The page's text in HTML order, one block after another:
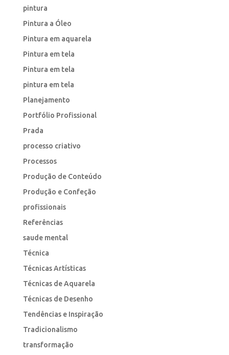
pintura
Pintura a Óleo
Pintura em aquarela
Pintura em tela
Pintura em tela
pintura em tela
Planejamento
Portfólio Profissional
Prada
processo criativo
Processos
Produção de Conteúdo
Produção e Confeção
profissionais
Referências
saude mental
Técnica
Técnicas Artísticas
Técnicas de Aquarela
Técnicas de Desenho
Tendências e Inspiração
Tradicionalismo
transformação